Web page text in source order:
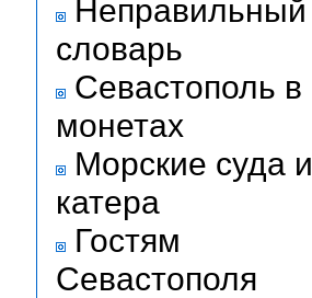
Неправильный
словарь
Севастополь в
монетах
Морские суда и
катера
Гостям
Севастополя